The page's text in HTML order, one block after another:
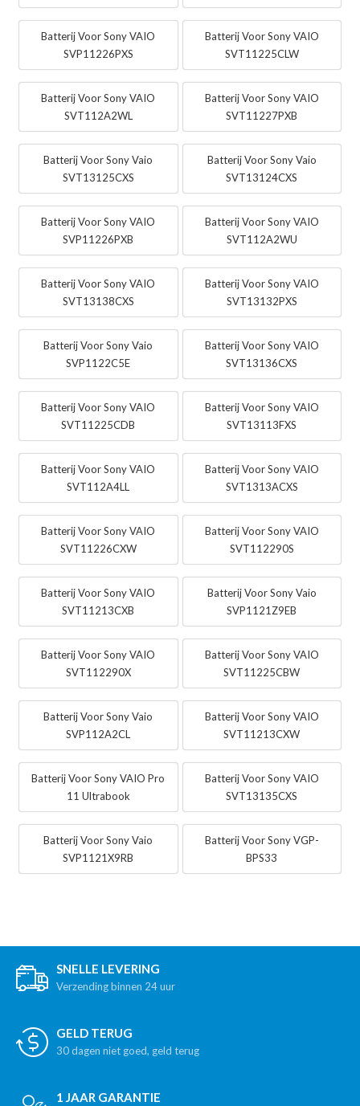
Batterij Voor Sony VAIO
SVP11226PXS
Batterij Voor Sony VAIO
SVT11225CLW
Batterij Voor Sony VAIO
SVT112A2WL
Batterij Voor Sony VAIO
SVT11227PXB
Batterij Voor Sony Vaio
SVT13125CXS
Batterij Voor Sony Vaio
SVT13124CXS
Batterij Voor Sony VAIO
SVP11226PXB
Batterij Voor Sony VAIO
SVT112A2WU
Batterij Voor Sony VAIO
SVT13138CXS
Batterij Voor Sony VAIO
SVT13132PXS
Batterij Voor Sony Vaio
SVP1122C5E
Batterij Voor Sony VAIO
SVT13136CXS
Batterij Voor Sony VAIO
SVT11225CDB
Batterij Voor Sony VAIO
SVT13113FXS
Batterij Voor Sony VAIO
SVT112A4LL
Batterij Voor Sony VAIO
SVT1313ACXS
Batterij Voor Sony VAIO
SVT11226CXW
Batterij Voor Sony VAIO
SVT112290S
Batterij Voor Sony VAIO
SVT11213CXB
Batterij Voor Sony Vaio
SVP1121Z9EB
Batterij Voor Sony VAIO
SVT112290X
Batterij Voor Sony VAIO
SVT11225CBW
Batterij Voor Sony Vaio
SVP112A2CL
Batterij Voor Sony VAIO
SVT11213CXW
Batterij Voor Sony VAIO Pro
11 Ultrabook
Batterij Voor Sony VAIO
SVT13135CXS
Batterij Voor Sony Vaio
SVP1121X9RB
Batterij Voor Sony VGP-
BPS33
SNELLE LEVERING
Verzending binnen 24 uur
GELD TERUG
30 dagen niet goed, geld terug
1 JAAR GARANTIE